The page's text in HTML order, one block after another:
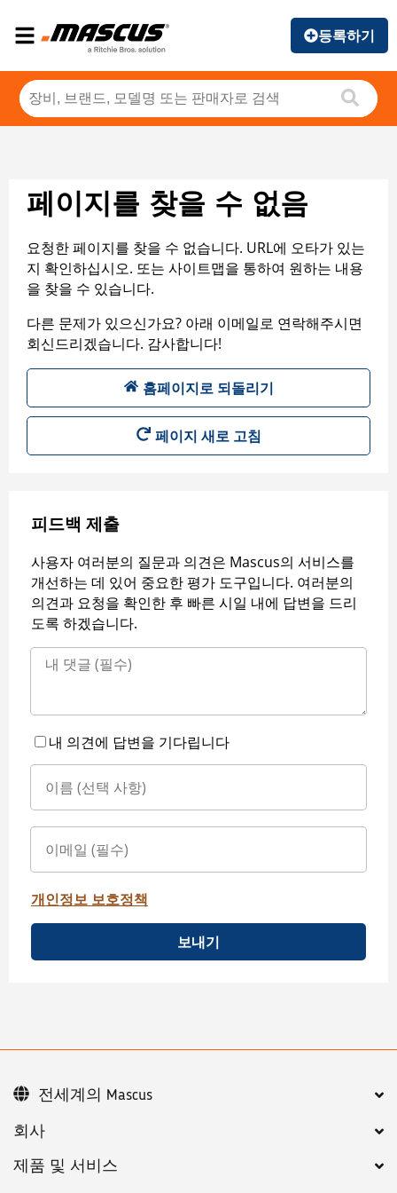
등록하기
페이지를 찾을 수 없음
요청한 페이지를 찾을 수 없습니다. URL에 오타가 있는
지 확인하십시오. 또는 사이트맵을 통하여 원하는 내용
을 찾을 수 있습니다.
다른 문제가 있으신가요? 아래 이메일로 연락해주시면
회신드리겠습니다. 감사합니다!
홈페이지로 되돌리기
페이지 새로 고침
피드백 제출
사용자 여러분의 질문과 의견은 Mascus의 서비스를
개선하는 데 있어 중요한 평가 도구입니다. 여러분의
의견과 요청을 확인한 후 빠른 시일 내에 답변을 드리
도록 하겠습니다.
내 의견에 답변을 기다립니다
개인정보 보호정책
보내기
회사
제품 및 서비스
전세계의 Mascus